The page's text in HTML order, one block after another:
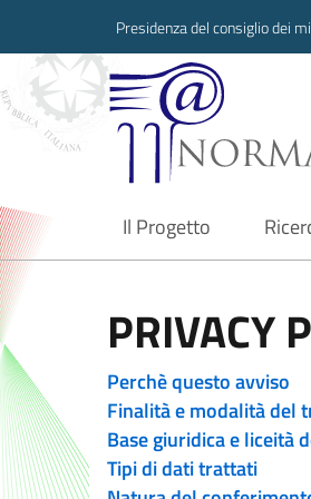
Presidenza del consiglio dei
Il Progetto
current
PRIVACY
Perchè questo avviso
Finalità e modalità del
Base giuridica e liceità
Tipi di dati trattati